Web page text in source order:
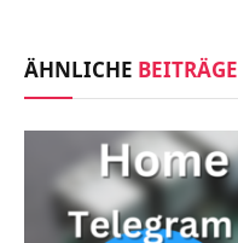
ÄHNLICHE BEITRÄGE